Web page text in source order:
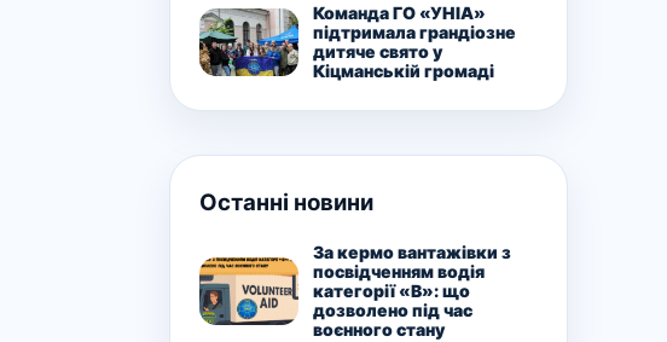
Команда ГО «УНІА»
підтримала грандіозне
дитяче свято у
Кіцманській громаді
Останні новини
За кермо вантажівки з
посвідченням водія
категорії «В»: що
дозволено під час
воєнного стану